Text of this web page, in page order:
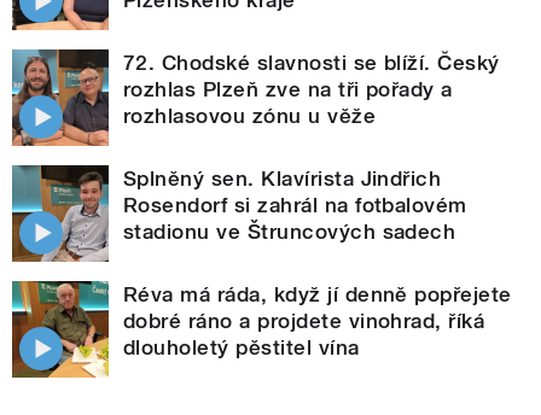
72. Chodské slavnosti se blíží. Český
rozhlas Plzeň zve na tři pořady a
rozhlasovou zónu u věže
Splněný sen. Klavírista Jindřich
Rosendorf si zahrál na fotbalovém
stadionu ve Štruncových sadech
Réva má ráda, když jí denně popřejete
dobré ráno a projdete vinohrad, říká
dlouholetý pěstitel vína